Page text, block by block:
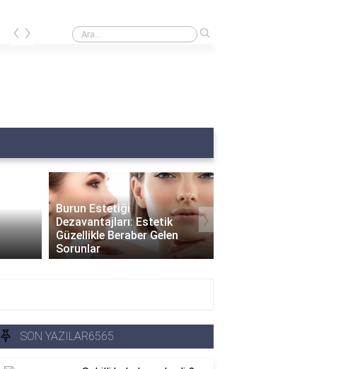
Burnumda et var ne yapmalıyım?
‹ ›
Burun Estetiği
Dezavantajları: Estetik
Güzellikle Beraber Gelen
Sorunlar
›
SON YAZILAR6565